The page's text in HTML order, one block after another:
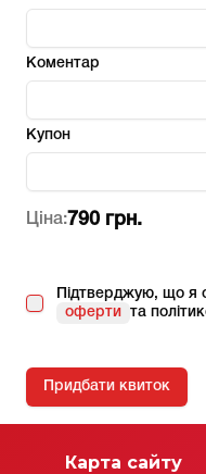
Коментар
Купон
Ціна:790 грн.
Підтверджую, що я
оферти
та
Придбати квиток
Карта сайту